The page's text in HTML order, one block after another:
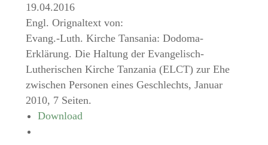
19.04.2016
Engl. Orignaltext von:
Evang.-Luth. Kirche Tansania: Dodoma-
Erklärung. Die Haltung der Evangelisch-
Lutherischen Kirche Tanzania (ELCT) zur Ehe
zwischen Personen eines Geschlechts, Januar
2010, 7 Seiten.
Download